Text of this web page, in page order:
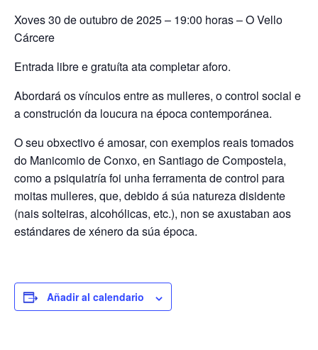
Xoves 30 de outubro de 2025 – 19:00 horas – O Vello
Cárcere
Entrada libre e gratuíta ata completar aforo.
Abordará os vínculos entre as mulleres, o control social e
a construción da loucura na época contemporánea.
O seu obxectivo é amosar, con exemplos reais tomados
do Manicomio de Conxo, en Santiago de Compostela,
como a psiquiatría foi unha ferramenta de control para
moitas mulleres, que, debido á súa natureza disidente
(nais solteiras, alcohólicas, etc.), non se axustaban aos
estándares de xénero da súa época.
Añadir al calendario